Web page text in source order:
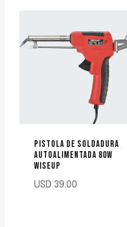
PISTOLA DE SOLDADURA
AUTOALIMENTADA 80W
WISEUP
USD 39.00